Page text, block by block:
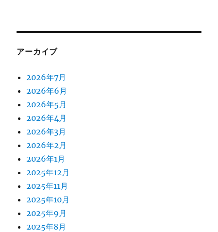
アーカイブ
2026年7月
2026年6月
2026年5月
2026年4月
2026年3月
2026年2月
2026年1月
2025年12月
2025年11月
2025年10月
2025年9月
2025年8月